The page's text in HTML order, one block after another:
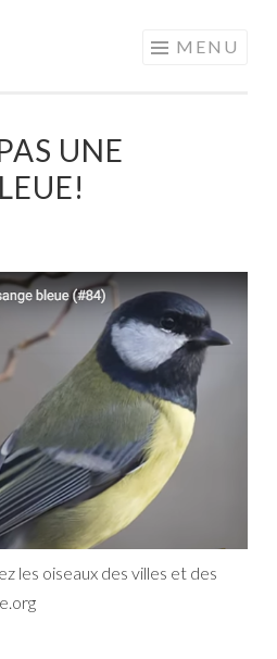
MENU
UNE
les oiseaux des villes et des